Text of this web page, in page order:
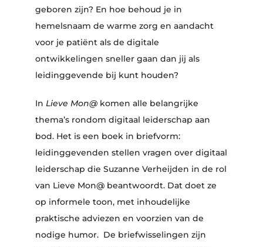
geboren zijn? En hoe behoud je in
hemelsnaam de warme zorg en aandacht
voor je patiënt als de digitale
ontwikkelingen sneller gaan dan jij als
leidinggevende bij kunt houden?
In Lieve Mon@komen alle belangrijke
thema’s rondom digitaal leiderschap aan
bod. Het is een boek in briefvorm:
leidinggevenden stellen vragen over digitaal
leiderschap die Suzanne Verheijden in de rol
van Lieve Mon@ beantwoordt. Dat doet ze
op informele toon, met inhoudelijke
praktische adviezen en voorzien van de
nodige humor. De briefwisselingen zijn